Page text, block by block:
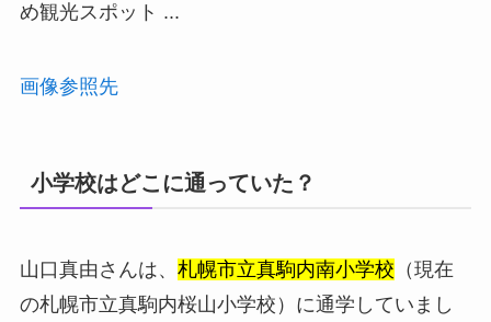
画像参照先
小学校はどこに通っていた？
山口真由さんは、 札幌市立真駒内南小学校 （現在
の札幌市立真駒内桜山小学校）に通学していまし